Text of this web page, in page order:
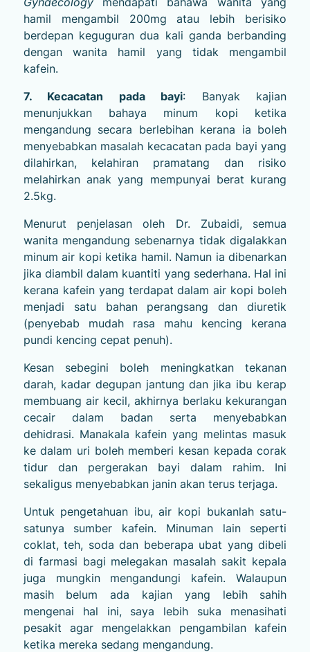
hamil mengambil 200mg atau lebih berisiko
berdepan keguguran dua kali ganda berbanding
dengan wanita hamil yang tidak mengambil
kafein.
7. Kecacatan pada bayi: Banyak kajian
menunjukkan bahaya minum kopi ketika
mengandung secara berlebihan kerana ia boleh
menyebabkan masalah kecacatan pada bayi yang
dilahirkan, kelahiran pramatang dan risiko
melahirkan anak yang mempunyai berat kurang
2.5kg.
Menurut penjelasan oleh Dr. Zubaidi, semua
wanita mengandung sebenarnya tidak digalakkan
minum air kopi ketika hamil. Namun ia dibenarkan
jika diambil dalam kuantiti yang sederhana. Hal ini
kerana kafein yang terdapat dalam air kopi boleh
menjadi satu bahan perangsang dan diuretik
(penyebab mudah rasa mahu kencing kerana
pundi kencing cepat penuh).
Kesan sebegini boleh meningkatkan tekanan
darah, kadar degupan jantung dan jika ibu kerap
membuang air kecil, akhirnya berlaku kekurangan
cecair dalam badan serta menyebabkan
dehidrasi. Manakala kafein yang melintas masuk
ke dalam uri boleh memberi kesan kepada corak
tidur dan pergerakan bayi dalam rahim. Ini
sekaligus menyebabkan janin akan terus terjaga.
Untuk pengetahuan ibu, air kopi bukanlah satu-
satunya sumber kafein. Minuman lain seperti
coklat, teh, soda dan beberapa ubat yang dibeli
di farmasi bagi melegakan masalah sakit kepala
juga mungkin mengandungi kafein. Walaupun
masih belum ada kajian yang lebih sahih
mengenai hal ini, saya lebih suka menasihati
pesakit agar mengelakkan pengambilan kafein
ketika mereka sedang mengandung.